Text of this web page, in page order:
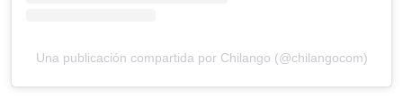
Una publicación compartida por Chilango (@chilangocom)